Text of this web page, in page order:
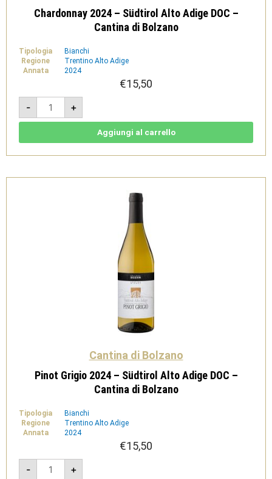
Chardonnay 2024 – Südtirol Alto Adige DOC –
Cantina di Bolzano
Tipologia
Bianchi
Regione
Trentino Alto Adige
Annata
2024
€15,50
-
Chardonnay
2024
-
Südtirol
-
Bolzano
+
Aggiungi al carrello
Cantina di Bolzano
Pinot Grigio 2024 – Südtirol Alto Adige DOC –
Cantina di Bolzano
Tipologia
Bianchi
Regione
Trentino Alto Adige
Annata
2024
€15,50
-
Pinot
Grigio
+